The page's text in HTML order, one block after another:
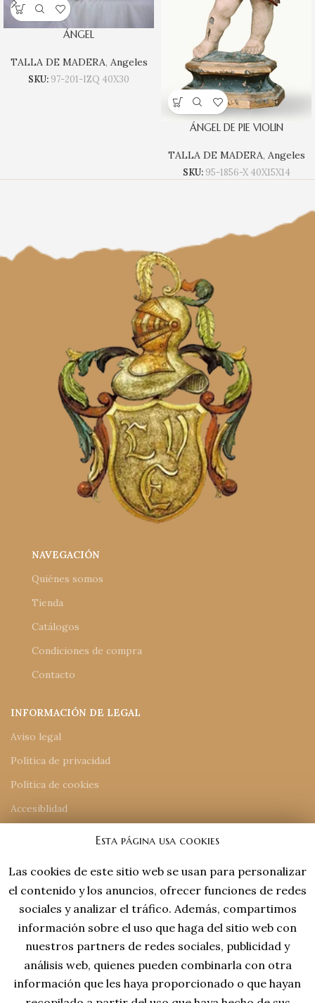
ÁNGEL
TALLA DE MADERA, Angeles
SKU: 97-201-IZQ 40X30
ÁNGEL DE PIE VIOLIN
TALLA DE MADERA, Angeles
SKU: 95-1856-X 40X15X14
NAVEGACIÓN
Quiénes somos
Tienda
Catálogos
Condiciones de compra
Contacto
INFORMACIÓN DE LEGAL
Aviso legal
Política de privacidad
Política de cookies
Accesiblidad
INFORMACIÓN DE CONTACTO
918 77 48 18
tiendaonline@laviejaespana.com
Tales de Mileto 15, Nave 13 (28806), Alcalá de Henares
Esta página usa cookies
Las cookies de este sitio web se usan para personalizar
el contenido y los anuncios, ofrecer funciones de redes
sociales y analizar el tráfico. Además, compartimos
información sobre el uso que haga del sitio web con
nuestros partners de redes sociales, publicidad y
análisis web, quienes pueden combinarla con otra
información que les haya proporcionado o que hayan